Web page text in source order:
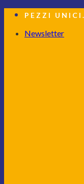
Salta
contenuti
PEZZI
Newsletter